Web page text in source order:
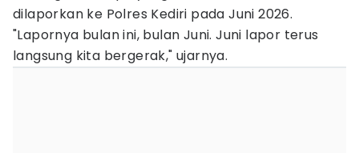
dilaporkan ke Polres Kediri pada Juni 2026.
"Lapornya bulan ini, bulan Juni. Juni lapor terus
langsung kita bergerak," ujarnya.